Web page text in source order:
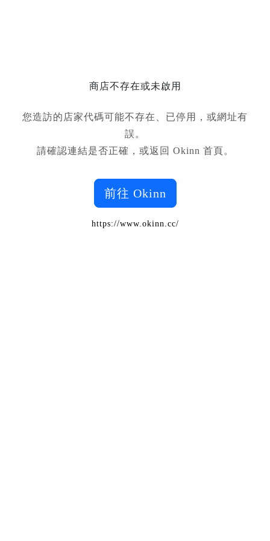
商店不存在或未啟用
您造訪的店家代碼可能不存在、已停用，或網址有
誤。
請確認連結是否正確，或返回 Okinn 首頁。
前往 Okinn
https://www.okinn.cc/